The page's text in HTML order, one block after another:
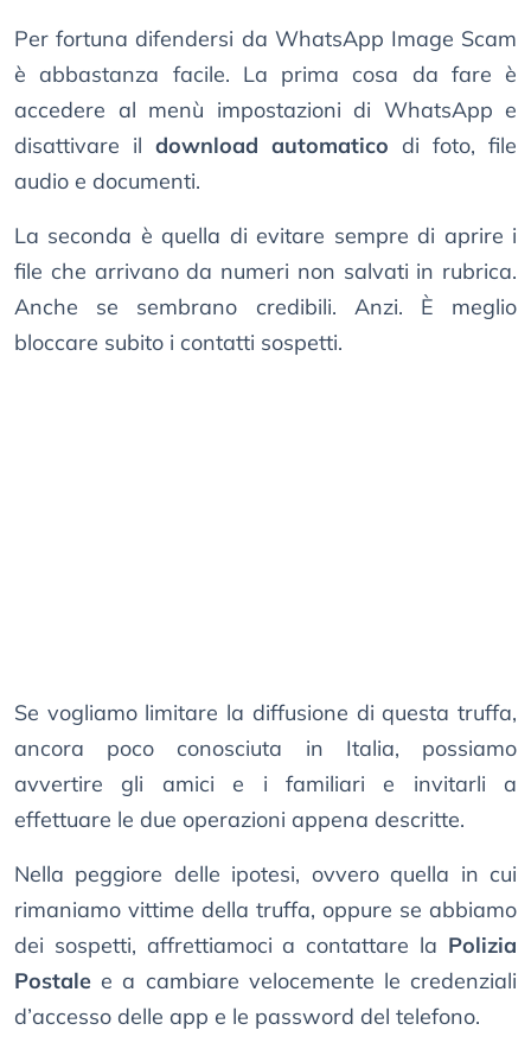
Per fortuna difendersi da WhatsApp Image Scam
è abbastanza facile. La prima cosa da fare è
accedere al menù impostazioni di WhatsApp e
disattivare il download automatico di foto, file
audio e documenti.
La seconda è quella di evitare sempre di aprire i
file che arrivano da numeri non salvati in rubrica.
Anche se sembrano credibili. Anzi. È meglio
bloccare subito i contatti sospetti.
Se vogliamo limitare la diffusione di questa truffa,
ancora poco conosciuta in Italia, possiamo
avvertire gli amici e i familiari e invitarli a
effettuare le due operazioni appena descritte.
Nella peggiore delle ipotesi, ovvero quella in cui
rimaniamo vittime della truffa, oppure se abbiamo
dei sospetti, affrettiamoci a contattare la Polizia
Postale e a cambiare velocemente le credenziali
d’accesso delle app e le password del telefono.